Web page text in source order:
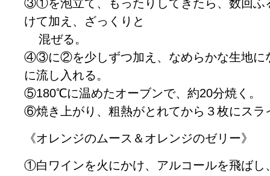
③①を泡立て、もったりしてきたら、数回ふ
けて加え、ざっくりと
混ぜる。
④③に②を少しずつ加え、なめらかな生地に
に流し入れる。
⑤180℃に温めたオーブンで、約20分焼く。
⑥焼き上がり、粗熱がとれてから３枚にスラ
《オレンジのムース＆オレンジのゼリー》
①白ワインを火にかけ、アルコールを飛ばし